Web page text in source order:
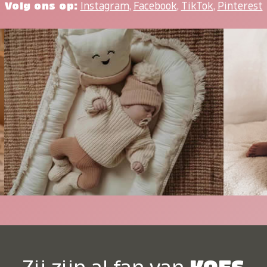
Volg ons op: Instagram, Facebook, TikTok, Pinterest